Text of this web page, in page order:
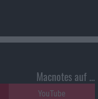
Macnotes auf …
YouTube